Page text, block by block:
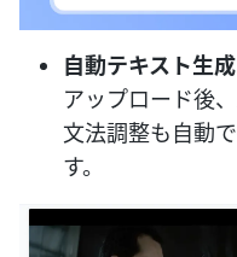
自動テキスト生成
アップロード後
文法調整も自動
す。